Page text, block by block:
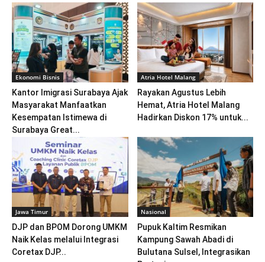
Ekonomi Bisnis
Kantor Imigrasi Surabaya Ajak
Masyarakat Manfaatkan
Kesempatan Istimewa di
Surabaya Great...
Atria Hotel Malang
Rayakan Agustus Lebih
Hemat, Atria Hotel Malang
Hadirkan Diskon 17% untuk...
Jawa Timur
DJP dan BPOM Dorong UMKM
Naik Kelas melalui Integrasi
Coretax DJP...
Nasional
Pupuk Kaltim Resmikan
Kampung Sawah Abadi di
Bulutana Sulsel, Integrasikan